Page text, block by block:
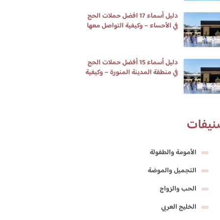
دليل أسماء 17 افضل حملات الحج
في الأحساء – وكيفية التواصل معها
دليل أسماء 15 أفضل حملات الحج
في منطقة المدينة المنورة – وكيفية
الأمومة والطفولة
التجميل والموضة
الحب والزواج
الخليج العربي